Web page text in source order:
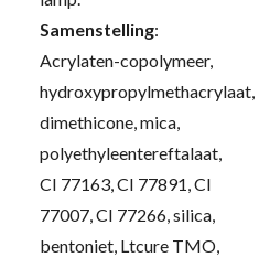
Samenstelling:
Acrylaten-copolymeer,
hydroxypropylmethacrylaat,
dimethicone, mica,
polyethyleentereftalaat,
CI 77163, CI 77891, CI
77007, CI 77266, silica,
bentoniet, Ltcure TMO,